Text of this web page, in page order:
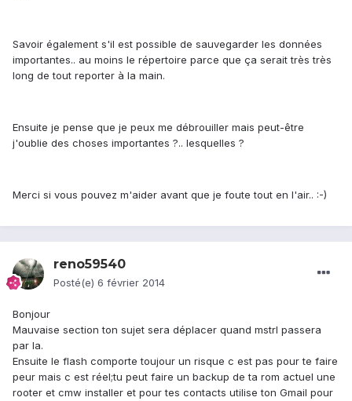
Savoir également s'il est possible de sauvegarder les données
importantes.. au moins le répertoire parce que ça serait très très
long de tout reporter à la main.
Ensuite je pense que je peux me débrouiller mais peut-être
j'oublie des choses importantes ?.. lesquelles ?
Merci si vous pouvez m'aider avant que je foute tout en l'air.. :-)
reno59540
Posté(e) 6 février 2014
Bonjour
Mauvaise section ton sujet sera déplacer quand mstrl passera
par la.
Ensuite le flash comporte toujour un risque c est pas pour te faire
peur mais c est réel;tu peut faire un backup de ta rom actuel une
rooter et cmw installer et pour tes contacts utilise ton Gmail pour